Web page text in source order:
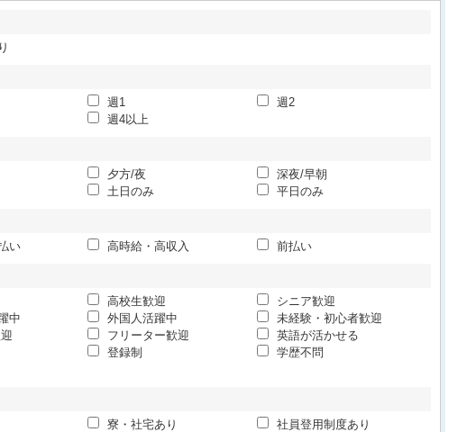
週1
週2
週4以上
夕方/夜
深夜/早朝
土日のみ 平日のみ
い
高時給・高収入 前払い
高校生歓迎
シニア歓迎
中
外国人活躍中
未経験・初心者歓迎
フリーター歓迎
英語が活かせる
登録制
学歴不問
寮・社宅あり
社員登用制度あり